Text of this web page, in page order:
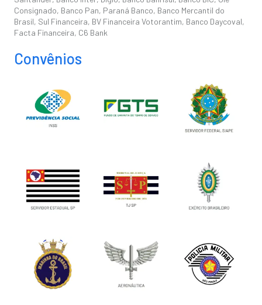
Consignado, Banco Pan, Paraná Banco, Banco Mercantil do
Brasil, Sul Financeira, BV Financeira Votorantim, Banco Daycoval,
Facta Financeira, C6 Bank
Convênios